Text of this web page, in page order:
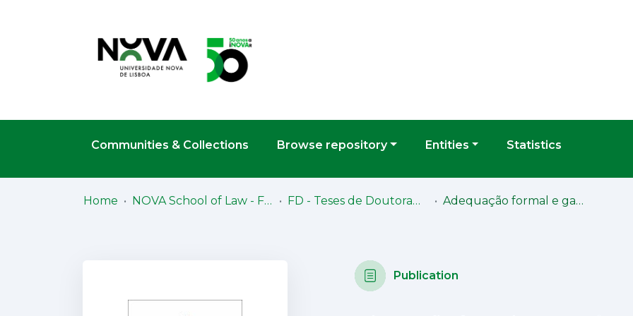
Communities & Collections Browse repository Entities Statistics
Home NOVA School of Law - Faculdade de Direito (NSL-FD) FD - Teses de Doutoramento Adequação formal e garantias processuais na ação declarativa
Publication